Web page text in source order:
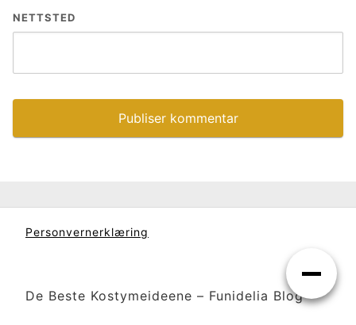
NETTSTED
Personvernerklæring
De Beste Kostymeideene – Funidelia Blog